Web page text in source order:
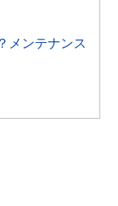
メンテナンス